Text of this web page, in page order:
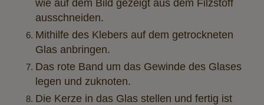
wie auf dem Bild gezeigt aus dem Filzstoff
ausschneiden.
Mithilfe des Klebers auf dem getrockneten
Glas anbringen.
Das rote Band um das Gewinde des Glases
legen und zuknoten.
Die Kerze in das Glas stellen und fertig ist